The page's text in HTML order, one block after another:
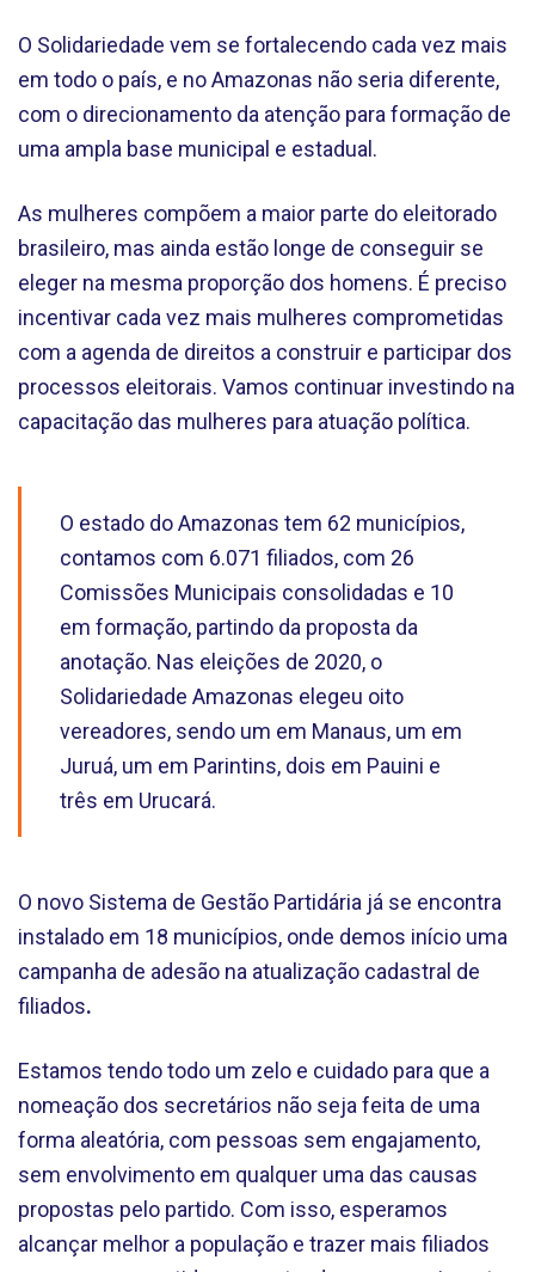
O Solidariedade vem se fortalecendo cada vez mais
em todo o país, e no Amazonas não seria diferente,
com o direcionamento da atenção para formação de
uma ampla base municipal e estadual.
As mulheres compõem a maior parte do eleitorado
brasileiro, mas ainda estão longe de conseguir se
eleger na mesma proporção dos homens. É preciso
incentivar cada vez mais mulheres comprometidas
com a agenda de direitos a construir e participar dos
processos eleitorais. Vamos continuar investindo na
capacitação das mulheres para atuação política.
O estado do Amazonas tem 62 municípios,
contamos com 6.071 filiados, com 26
Comissões Municipais consolidadas e 10
em formação, partindo da proposta da
anotação. Nas eleições de 2020, o
Solidariedade Amazonas elegeu oito
vereadores, sendo um em Manaus, um em
Juruá, um em Parintins, dois em Pauini e
três em Urucará.
O novo Sistema de Gestão Partidária já se encontra
instalado em 18 municípios, onde demos início uma
campanha de adesão na atualização cadastral de
filiados.
Estamos tendo todo um zelo e cuidado para que a
nomeação dos secretários não seja feita de uma
forma aleatória, com pessoas sem engajamento,
sem envolvimento em qualquer uma das causas
propostas pelo partido. Com isso, esperamos
alcançar melhor a população e trazer mais filiados